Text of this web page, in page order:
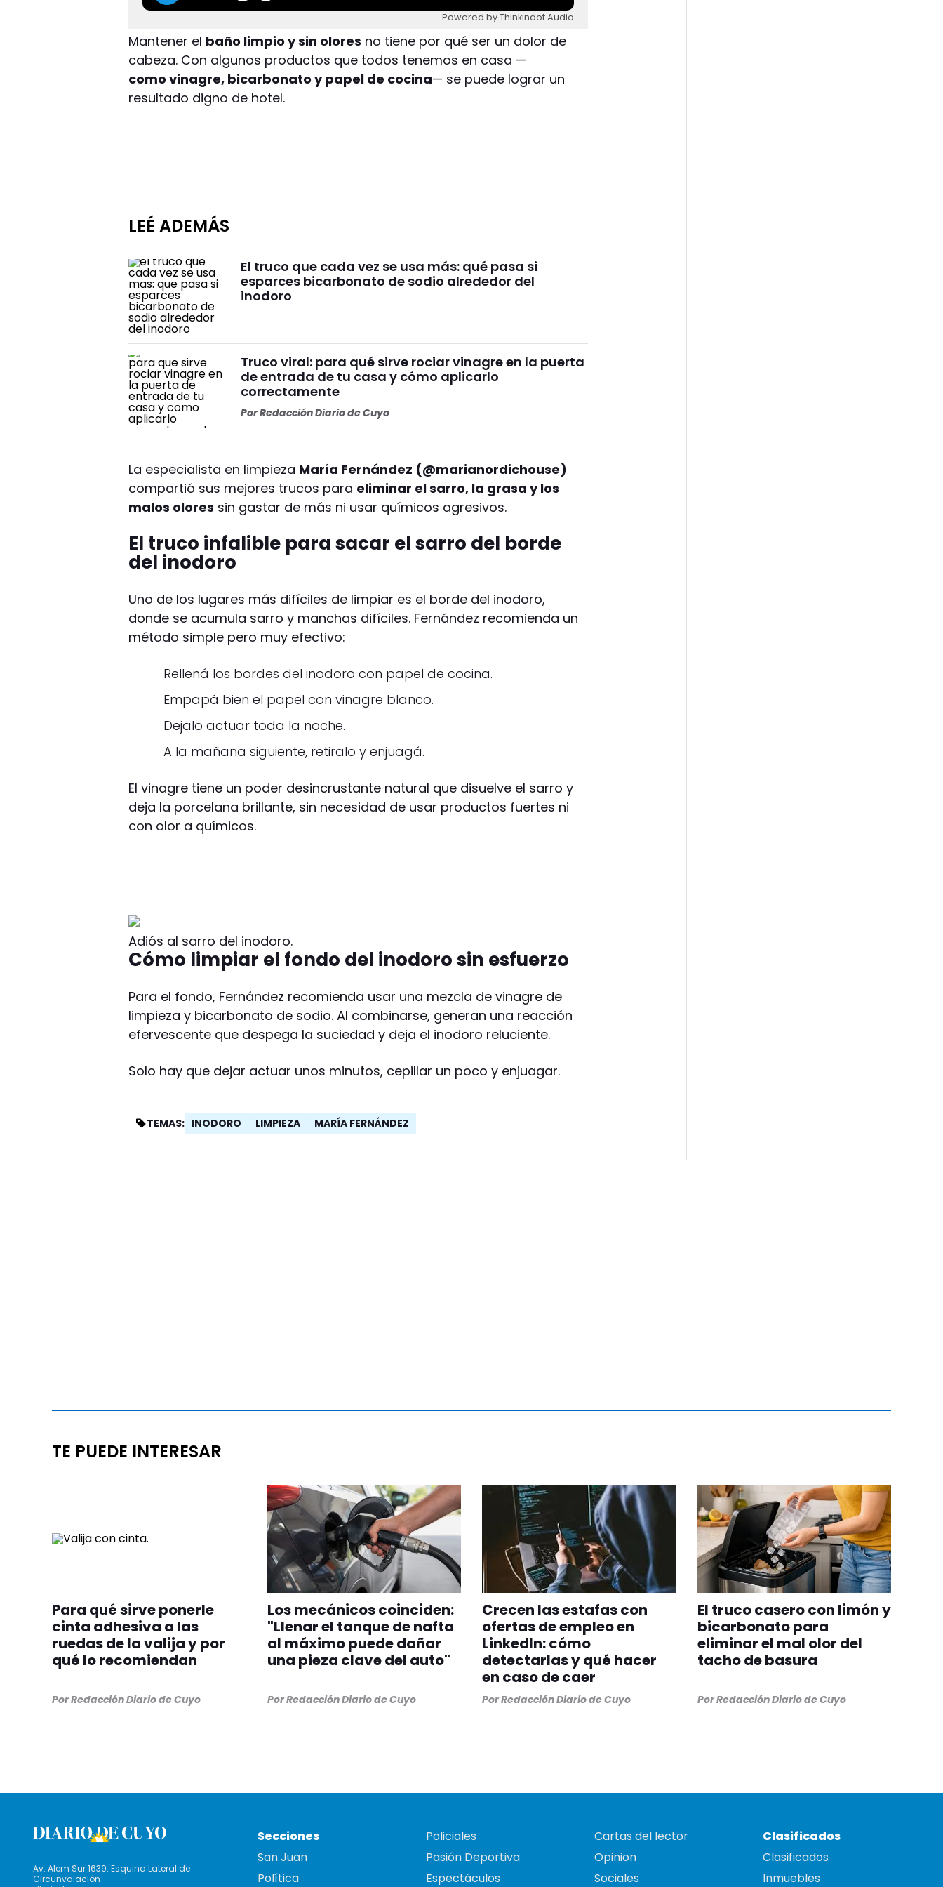
Powered by Thinkindot Audio
Mantener el baño limpio y sin olores no tiene por qué ser un dolor de
cabeza. Con algunos productos que todos tenemos en casa —
como vinagre, bicarbonato y papel de cocina— se puede lograr un
resultado digno de hotel.
LEÉ ADEMÁS
El truco que cada vez se usa más: qué pasa si
esparces bicarbonato de sodio alrededor del
inodoro
Truco viral: para qué sirve rociar vinagre en la puerta
de entrada de tu casa y cómo aplicarlo
correctamente
PorRedacción Diario de Cuyo
La especialista en limpieza María Fernández (@marianordichouse)
compartió sus mejores trucos para eliminar el sarro, la grasa y los
malos olores sin gastar de más ni usar químicos agresivos.
El truco infalible para sacar el sarro del borde
del inodoro
Uno de los lugares más difíciles de limpiar es el borde del inodoro,
donde se acumula sarro y manchas difíciles. Fernández recomienda un
método simple pero muy efectivo:
Rellená los bordes del inodoro con papel de cocina.
Empapá bien el papel con vinagre blanco.
Dejalo actuar toda la noche.
A la mañana siguiente, retiralo y enjuagá.
El vinagre tiene un poder desincrustante natural que disuelve el sarro y
deja la porcelana brillante, sin necesidad de usar productos fuertes ni
con olor a químicos.
Adiós al sarro del inodoro.
Cómo limpiar el fondo del inodoro sin esfuerzo
Para el fondo, Fernández recomienda usar una mezcla de vinagre de
limpieza y bicarbonato de sodio. Al combinarse, generan una reacción
efervescente que despega la suciedad y deja el inodoro reluciente.
Solo hay que dejar actuar unos minutos, cepillar un poco y enjuagar.
TEMAS: INODORO LIMPIEZA MARÍA FERNÁNDEZ
TE PUEDE INTERESAR
Para qué sirve ponerle
cinta adhesiva a las
ruedas de la valija y por
qué lo recomiendan
PorRedacción Diario de Cuyo
Los mecánicos coinciden:
"Llenar el tanque de nafta
al máximo puede dañar
una pieza clave del auto"
PorRedacción Diario de Cuyo
Crecen las estafas con
ofertas de empleo en
LinkedIn: cómo
detectarlas y qué hacer
en caso de caer
PorRedacción Diario de Cuyo
El truco casero con limón y
bicarbonato para
eliminar el mal olor del
tacho de basura
PorRedacción Diario de Cuyo
Av. Alem Sur 1639. Esquina Lateral de
Circunvalación
Secciones
San Juan
Política
Policiales
Pasión Deportiva
Espectáculos
Cartas del lector
Opinion
Sociales
Clasificados
Clasificados
Inmuebles